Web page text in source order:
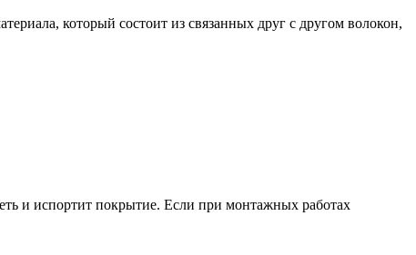
который состоит из связанных друг с другом волокон,
и испортит покрытие. Если при монтажных работах